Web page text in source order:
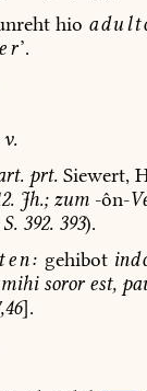
hio
’.
v.
prt.Siewert,
Jh.;zum-ôn-
S.392.393).
gehibot in
mihi sororest,
].